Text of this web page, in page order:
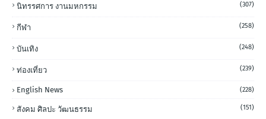
นิทรรศการ งานมหกรรม (307)
กีฬา (258)
บันเทิง (248)
ท่องเที่ยว (239)
English News (228)
สังคม ศิลปะ วัฒนธรรม (151)